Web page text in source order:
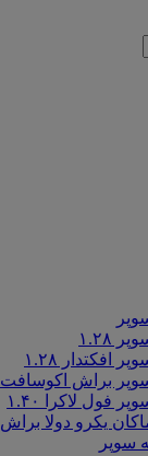
۱.۲۸
افکتدار ۱.۲۸
براش اکوسافت ۱.۲۶
فول لاکرا ۱.۴۰
یکرو دولا براش
سوپر